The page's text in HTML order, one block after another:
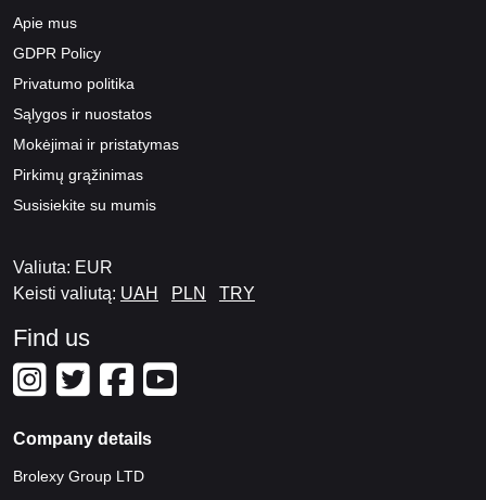
Apie mus
GDPR Policy
Privatumo politika
Sąlygos ir nuostatos
Mokėjimai ir pristatymas
Pirkimų grąžinimas
Susisiekite su mumis
Valiuta: EUR
Keisti valiutą: UAH PLN TRY
Find us
Company details
Brolexy Group LTD